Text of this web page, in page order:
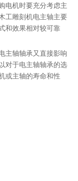
电机时要充分考虑主
工雕刻机电主轴主要
和效果相对较可靠
主轴轴承又直接影响
对于电主轴轴承的选
或主轴的寿命和性